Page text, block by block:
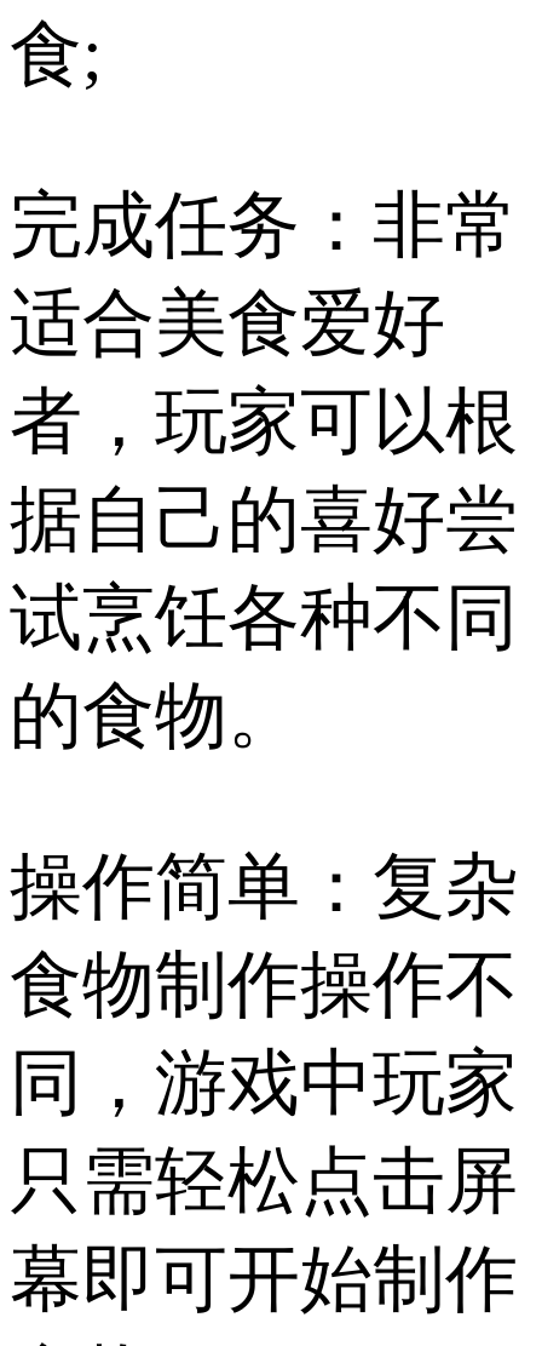
食;
完成任务：非常
适合美食爱好
者，玩家可以根
据自己的喜好尝
试烹饪各种不同
的食物。
操作简单：复杂
食物制作操作不
同，游戏中玩家
只需轻松点击屏
幕即可开始制作